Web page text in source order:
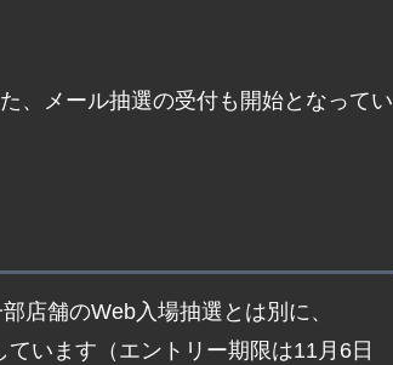
、メール抽選の受付も開始となってい
店舗のWeb入場抽選とは別に、
います（エントリー期限は11月6日